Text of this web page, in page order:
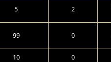
5 2
99 0
10 0